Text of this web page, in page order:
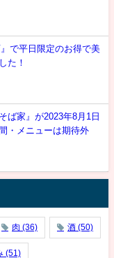
で平日限定のお得で美
た！
ば家』が2023年8月1日
・メニューは期待外
肉 (36) 酒 (50)
(51)